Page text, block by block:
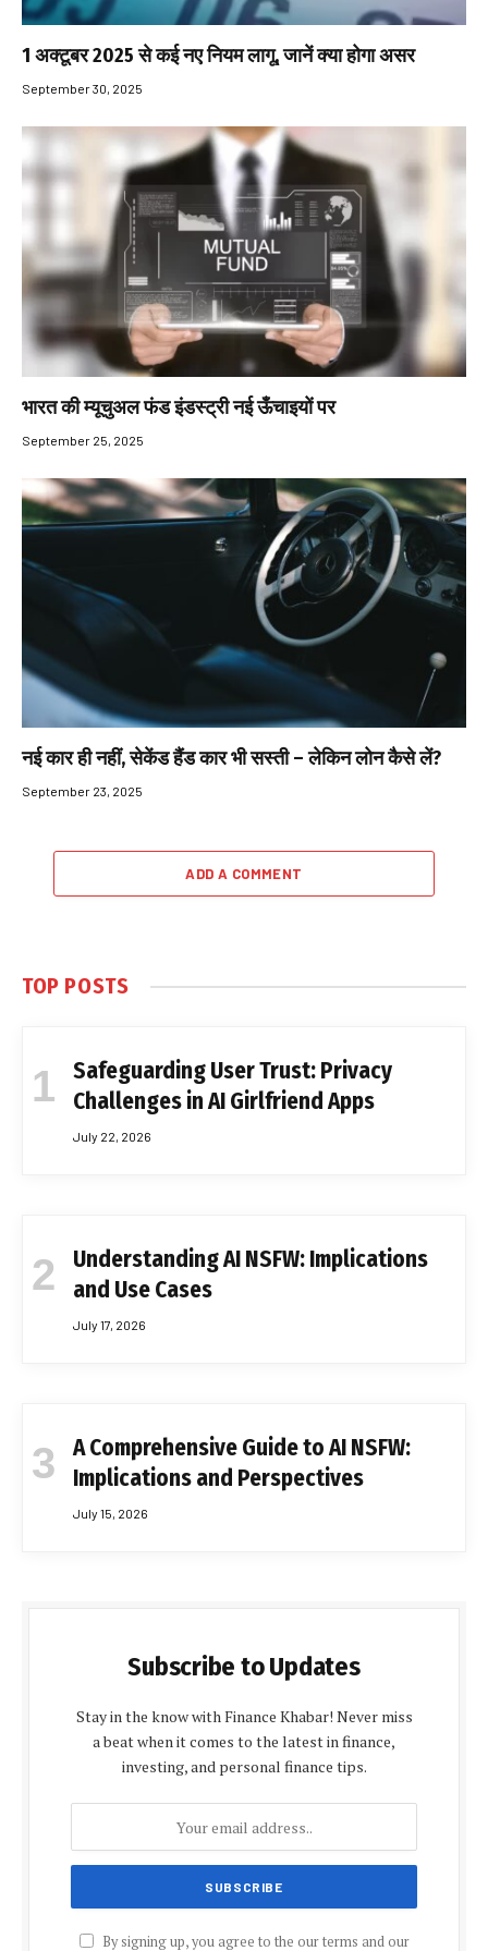
1 अक्टूबर 2025 से कई नए नियम लागू, जानें क्या होगा असर
September 30, 2025
भारत की म्यूचुअल फंड इंडस्ट्री नई ऊँचाइयों पर
September 25, 2025
नई कार ही नहीं, सेकेंड हैंड कार भी सस्ती – लेकिन लोन कैसे लें?
September 23, 2025
ADD A COMMENT
TOP POSTS
Safeguarding User Trust: Privacy
Challenges in AI Girlfriend Apps
July 22, 2026
Understanding AI NSFW: Implications
and Use Cases
July 17, 2026
A Comprehensive Guide to AI NSFW:
Implications and Perspectives
July 15, 2026
Subscribe to Updates
Stay in the know with Finance Khabar! Never miss
a beat when it comes to the latest in finance,
investing, and personal finance tips.
By signing up, you agree to the our terms and our